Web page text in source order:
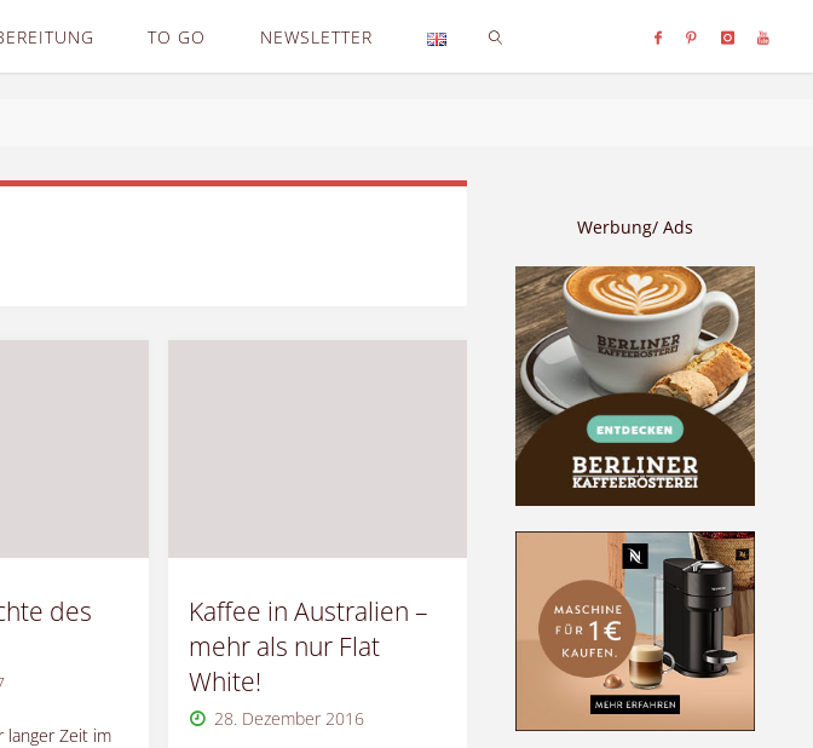
TO GO NEWSLETTER
des
langer Zeit im
Kaffee in Australien –
mehr als nur Flat
White!
28. Dezember 2016
Werbung/ Ads